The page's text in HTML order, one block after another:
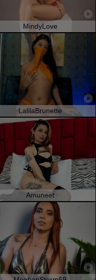
MindyLove
LalilaBrunette
Amuneet